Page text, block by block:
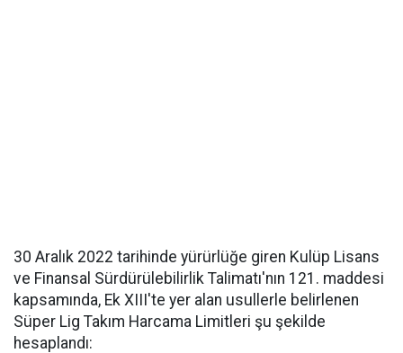
30 Aralık 2022 tarihinde yürürlüğe giren Kulüp Lisans
ve Finansal Sürdürülebilirlik Talimatı'nın 121. maddesi
kapsamında, Ek XIII'te yer alan usullerle belirlenen
Süper Lig Takım Harcama Limitleri şu şekilde
hesaplandı: